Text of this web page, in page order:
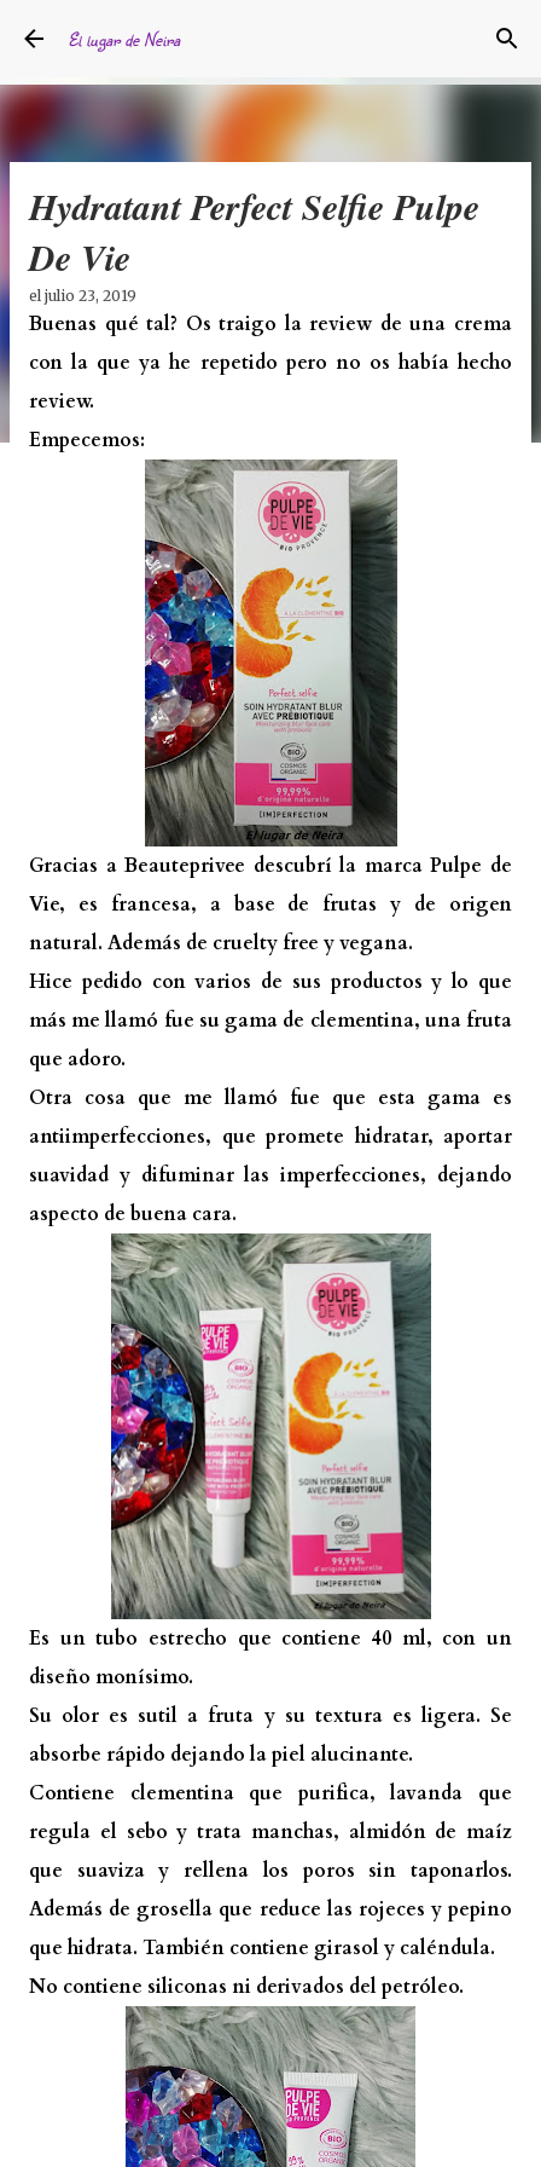
El lugar de Neira
Hydratant Perfect Selfie Pulpe
De Vie
el julio 23, 2019
Buenas qué tal? Os traigo la review de una crema
con la que ya he repetido pero no os había hecho
review.
Empecemos:
Gracias a Beauteprivee descubrí la marca Pulpe de
Vie, es francesa, a base de frutas y de origen
natural. Además de cruelty free y vegana.
Hice pedido con varios de sus productos y lo que
más me llamó fue su gama de clementina, una fruta
que adoro.
Otra cosa que me llamó fue que esta gama es
antiimperfecciones, que promete hidratar, aportar
suavidad y difuminar las imperfecciones, dejando
aspecto de buena cara.
Es un tubo estrecho que contiene 40 ml, con un
diseño monísimo.
Su olor es sutil a fruta y su textura es ligera. Se
absorbe rápido dejando la piel alucinante.
Contiene clementina que purifica, lavanda que
regula el sebo y trata manchas, almidón de maíz
que suaviza y rellena los poros sin taponarlos.
Además de grosella que reduce las rojeces y pepino
que hidrata. También contiene girasol y caléndula.
No contiene siliconas ni derivados del petróleo.